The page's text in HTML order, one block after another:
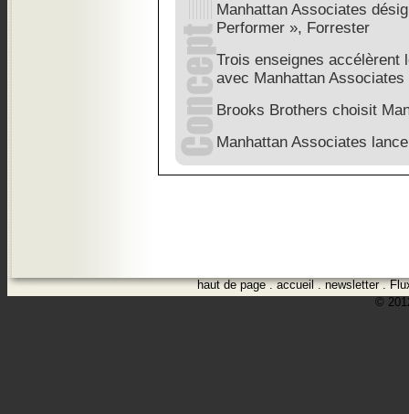
Manhattan Associates
Performer », Forrester
Trois enseignes accélèrent
avec Manhattan Associates
Brooks Brothers choisit
Manhattan Associates
haut de page.accueil.newsletter.
©